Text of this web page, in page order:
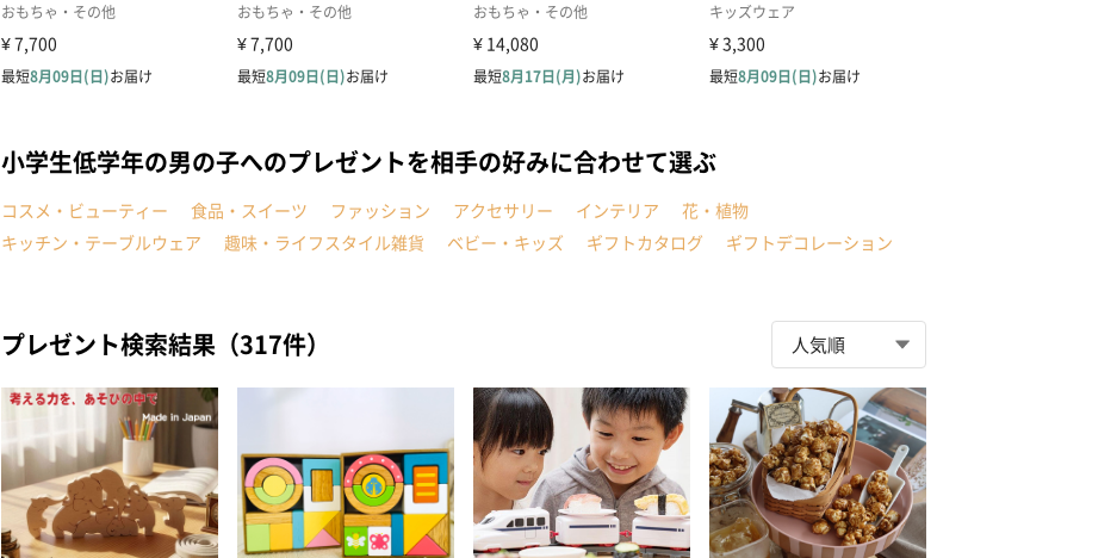
小学生低学年の男の子へのプレゼントを相手の好みに合わせて選ぶ
コスメ・ビューティー 食品・スイーツ ファッション アクセサリー インテリア
花・植物
キッチン・テーブルウェア
趣味・ライフスタイル雑貨 ベビー・キッズ ギフトカタログ ギフトデコレーション
プレゼント検索結果（317件）